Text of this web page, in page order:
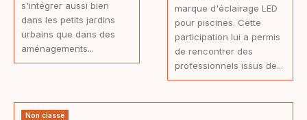
s'intégrer aussi bien
dans les petits jardins
urbains que dans des
aménagements...
marque d'éclairage LED
pour piscines. Cette
participation lui a permis
de rencontrer des
professionnels issus de...
Non classé